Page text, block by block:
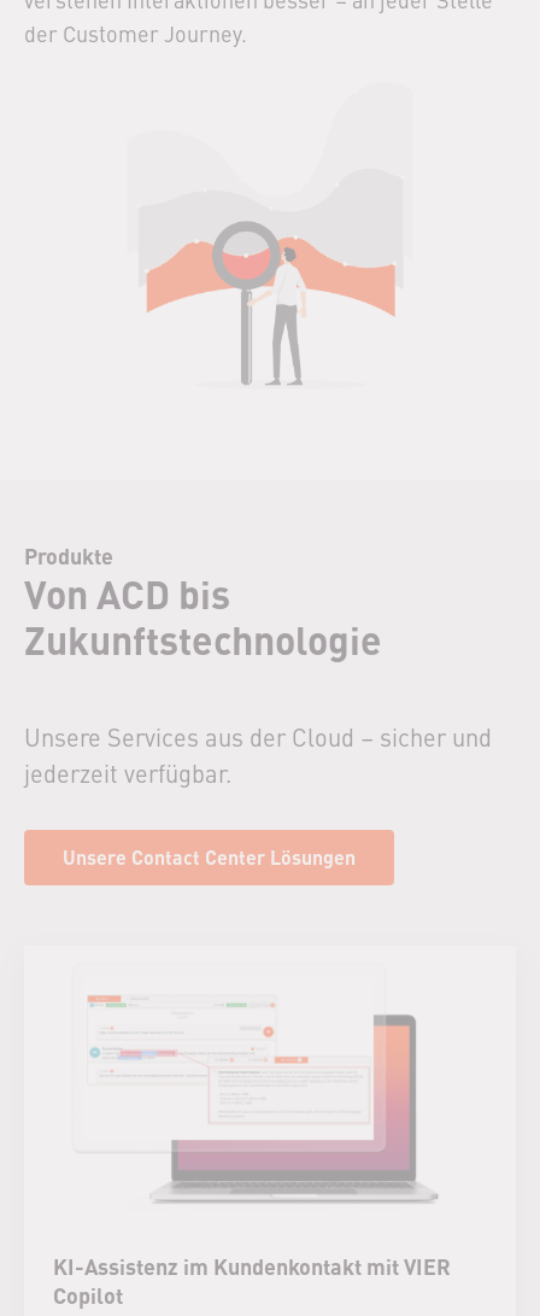
der Customer Journey.
Produkte
Von ACD bis
Zukunftstechnologie
Unsere Services aus der Cloud – sicher und
jederzeit verfügbar.
Unsere Contact Center Lösungen
KI-Assistenz im Kundenkontakt mit VIER
Copilot